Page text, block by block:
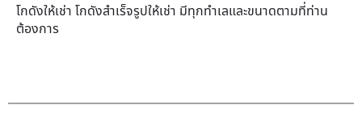
โกดังให้เช่า โกดังสำเร็จรูปให้เช่า มีทุกทำเล​และขนาดตามที่ท่าน
ต้องการ